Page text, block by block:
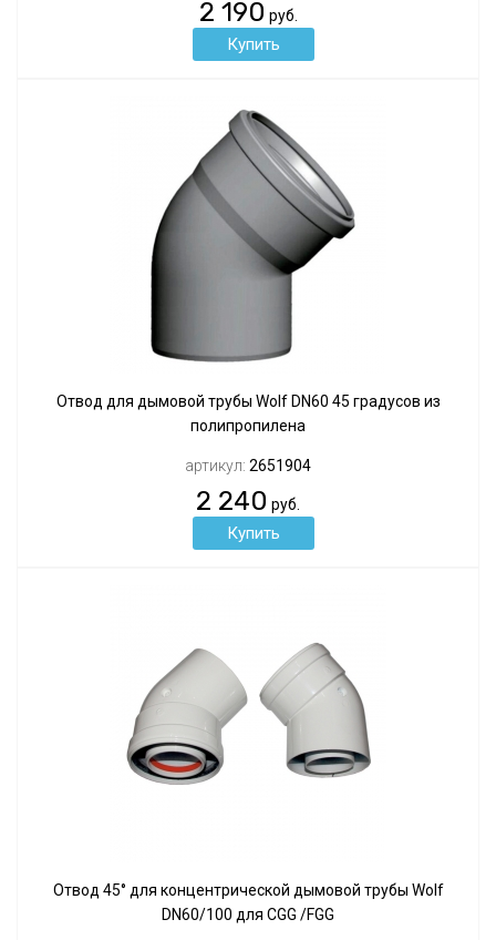
2 190 руб.
Отвод для дымовой трубы Wolf DN60 45 градусов из
полипропилена
артикул: 2651904
2 240 руб.
Отвод 45° для концентрической дымовой трубы Wolf
DN60/100 для CGG /FGG